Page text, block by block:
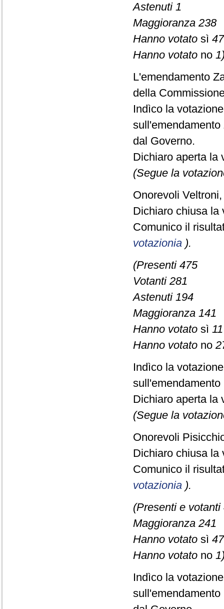
Astenuti 1
Maggioranza 238
Hanno votato sì
Hanno votato no
L'emendamento
della
Indìco la
dal Governo.
Dichiaro aperta la
(Segue la
Onorevoli
Dichiaro chiusa la
Comunico il
votazionia ).
(Presenti 475
Votanti 281
Astenuti 194
Maggioranza 141
Hanno votato sì 11
Hanno votato no
Indìco la
Dichiaro aperta la
(Segue la
Onorevoli
Dichiaro chiusa la
Comunico il
votazionia ).
(Presenti e votanti
Maggioranza 241
Hanno votato sì
Hanno votato no
Indìco la